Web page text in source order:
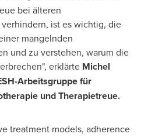
bei älteren
ist es wichtig, die
mangelnden
und zu verstehen, warum die
erklärte Michel
Arbeitsgruppe für
und Therapietreue.
treatment models, adherence